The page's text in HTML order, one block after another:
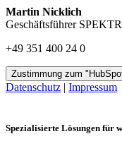
Martin Nicklich
Geschäftsführer
+49 351 400 24 0
Zustimmung zum
Datenschutz | Impressum
Spezialisierte Lösungen für